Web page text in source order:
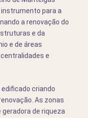
para a
a renovação do
e da
e de áreas
e
edificado criando
As zonas
de riqueza